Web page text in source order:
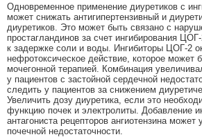
Одновременное применение диуретиков с
может снижать антигипертензивный и
диуретиков. Это может быть связано с
простагландинов за счет ингибирования
к задержке соли и воды. Ингибиторы ЦОГ-2
нефротоксическое действие, которое может
мочегонной терапией. Комбинация
у пациентов с застойной сердечной
следить у пациентов за снижением
Увеличить дозу диуретика, если это
функцию почек и электролиты. Добавление
антагониста рецепторов ангиотензина может
почечной недостаточности.